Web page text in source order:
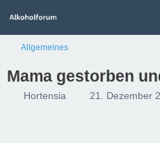
Allgemeines
Mama gestorben
Hortensia 21. Dezember